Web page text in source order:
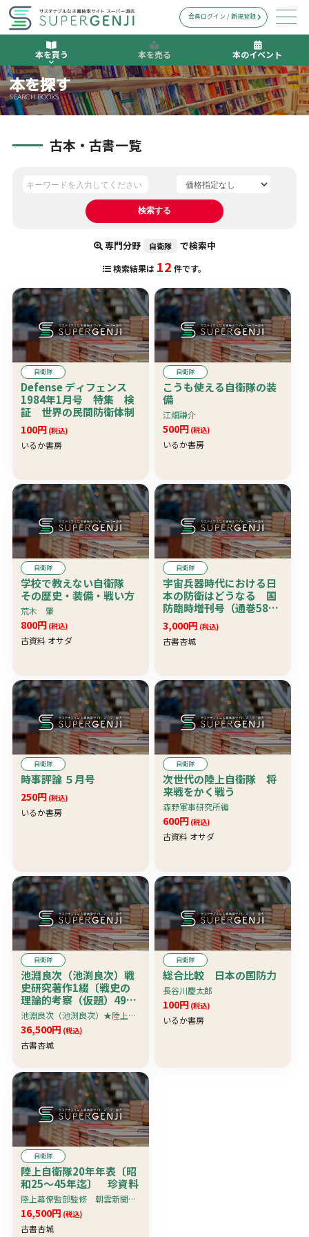
本を買う 本を売る 本のイベント
会員ログイン / 新規登録
本を探す
SEARCH BOOKS
古本・古書一覧
専門分野 自衛隊 で検索中
検索結果は 12 件です。
自衛隊
Defense ディフェンス
1984年1月号 特集 検
証 世界の民間防衛体制
100円 (税込)
いるか書房
自衛隊
こうも使える自衛隊の装
備
江畑謙介
500円 (税込)
いるか書房
自衛隊
学校で教えない自衛隊
その歴史・装備・戦い方
荒木 肇
800円 (税込)
古資料 オサダ
自衛隊
宇宙兵器時代における日
本の防衛はどうなる 国
防臨時増刊号（通巻58
号）
3,000円 (税込)
古書杏城
自衛隊
時事評論 ５月号
250円 (税込)
いるか書房
自衛隊
次世代の陸上自衛隊 将
来戦をかく戦う
森野軍事研究所編
600円 (税込)
古資料 オサダ
自衛隊
池淵良次（池渕良次）戦
史研究著作1綴〔戦史の
理論的考察（仮題）49
頁・戦史序論73頁・戦争
史概説講義要項45頁・戦
争様相研究項目8頁・兵
器の進歩11頁・戦争様相
史の展望12頁・付表8
枚〕 超珍資料
池淵良次（池渕良次）★陸上自衛隊幹部学校教官・戦史叢書委員会事務局長★
36,500円 (税込)
古書杏城
自衛隊
総合比較 日本の国防力
長谷川慶太郎
100円 (税込)
いるか書房
自衛隊
陸上自衛隊20年年表〔昭
和25〜45年迄〕 珍資料
陸上幕僚監部監修 朝雲新聞社編集局著
16,500円 (税込)
古書杏城